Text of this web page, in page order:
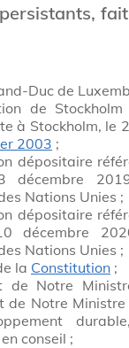
Duc de
de
à Stockholm, le
2003 ;
dépositaire
décembre
Nations Unies ;
dépositaire
décembre
Nations Unies ;
la Constitution ;
de Notre
de Notre
conseil ;